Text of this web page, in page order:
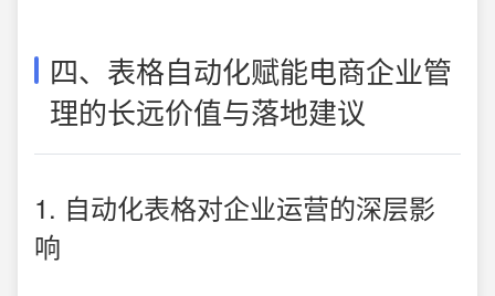
四、表格自动化赋能电商企业管
理的长远价值与落地建议
1. 自动化表格对企业运营的深层影
响